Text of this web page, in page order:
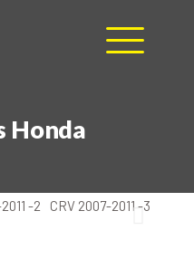
Honda